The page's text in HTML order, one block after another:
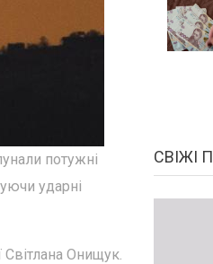
потужні
ударні
Світлана Онищук.
СВІЖІ